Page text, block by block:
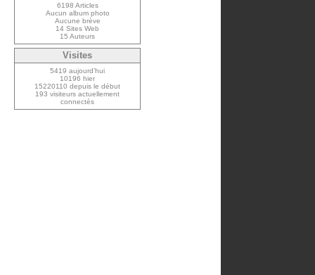
6198 Articles
Aucun album photo
Aucune brève
14 Sites Web
15 Auteurs
Visites
5419 aujourd’hui
10196 hier
15220110 depuis le début
193 visiteurs actuellement
connectés